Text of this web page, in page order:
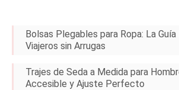
Bolsas Plegables para Ropa: La
Viajeros sin Arrugas
Trajes de Seda a Medida para
Accesible y Ajuste Perfecto